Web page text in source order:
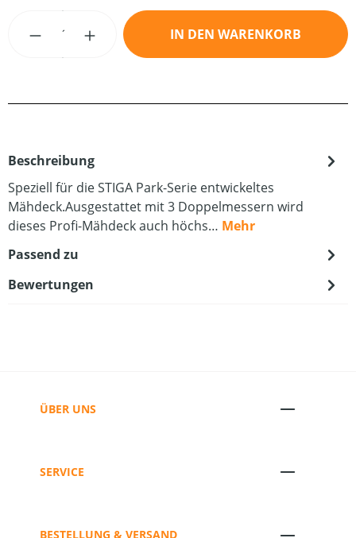
Produkt Anzahl: Gib den gewünschten
IN DEN WARENKORB
Beschreibung
Speziell für die STIGA Park-Serie entwickeltes
Mähdeck.Ausgestattet mit 3 Doppelmessern wird
dieses Profi-Mähdeck auch höchs… Mehr
Passend zu
Bewertungen
ÜBER UNS
SERVICE
BESTELLUNG & VERSAND